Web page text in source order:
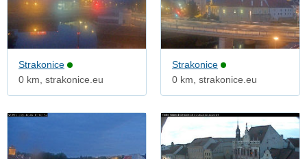
Strakonice
0 km, strakonice.eu
Strakonice
0 km, strakonice.eu